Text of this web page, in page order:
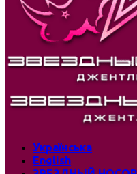
Українська
English